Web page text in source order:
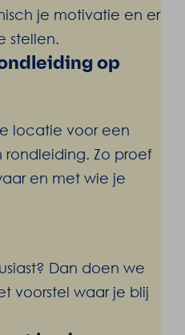
je motivatie en er
stellen.
op
locatie voor een
Zo proef
en met wie je
Dan doen we
voorstel waar je blij